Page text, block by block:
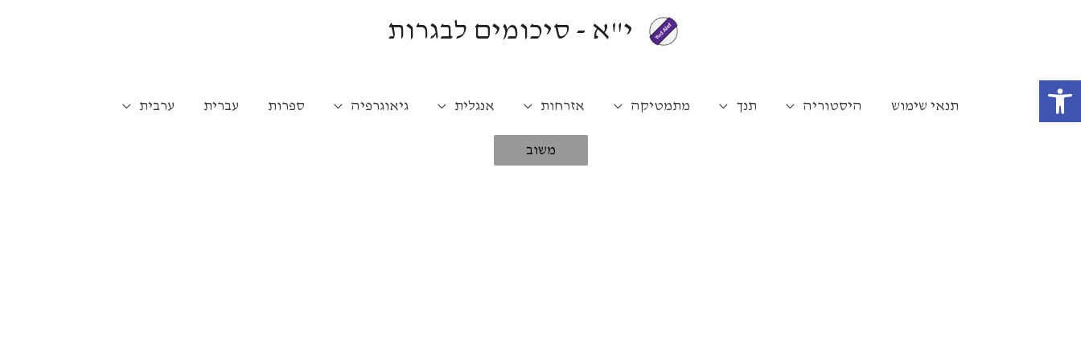
י"א - סיכומים לבגרות
תנאי שימוש היסטוריה תנך מתמטיקה אזרחות אנגלית גיאוגרפיה ספרות עברית ערבית
משוב
פתח סרגל נגישות